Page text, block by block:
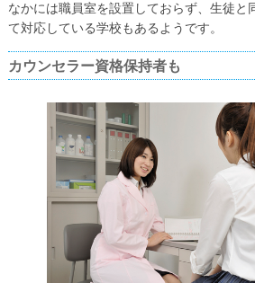
なかには職員室を設置しておらず、生徒と
て対応している学校もあるようです。
カウンセラー資格保持者も